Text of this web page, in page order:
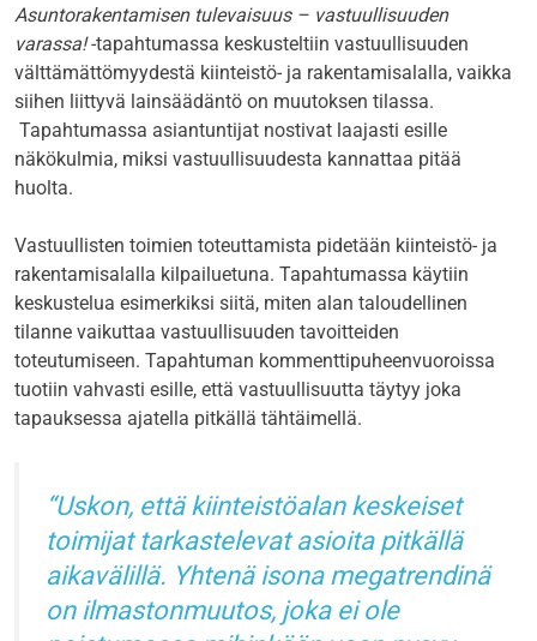
Asuntorakentamisen tulevaisuus – vastuullisuuden
varassa!-tapahtumassa keskusteltiin vastuullisuuden
välttämättömyydestä kiinteistö- ja rakentamisalalla, vaikka
siihen liittyvä lainsäädäntö on muutoksen tilassa.
Tapahtumassa asiantuntijat nostivat laajasti esille
näkökulmia, miksi vastuullisuudesta kannattaa pitää
huolta.
Vastuullisten toimien toteuttamista pidetään kiinteistö- ja
rakentamisalalla kilpailuetuna. Tapahtumassa käytiin
keskustelua esimerkiksi siitä, miten alan taloudellinen
tilanne vaikuttaa vastuullisuuden tavoitteiden
toteutumiseen. Tapahtuman kommenttipuheenvuoroissa
tuotiin vahvasti esille, että vastuullisuutta täytyy joka
tapauksessa ajatella pitkällä tähtäimellä.
Uskon, että kiinteistöalan keskeiset
toimijat tarkastelevat asioita pitkällä
aikavälillä. Yhtenä isona megatrendinä
on ilmastonmuutos, joka ei ole